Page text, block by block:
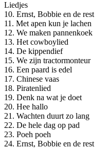
Liedjes
10. Ernst, Bobbie en de rest
11. Met apen kun je lachen
12. We maken pannenkoek
13. Het cowboylied
14. De kippendief
15. We zijn tractormonteur
16. Een paard is edel
17. Chinese vaas
18. Piratenlied
19. Denk na wat je doet
20. Hee hallo
21. Wachten duurt zo lang
22. De hele dag op pad
23. Poeh poeh
24. Ernst, Bobbie en de rest